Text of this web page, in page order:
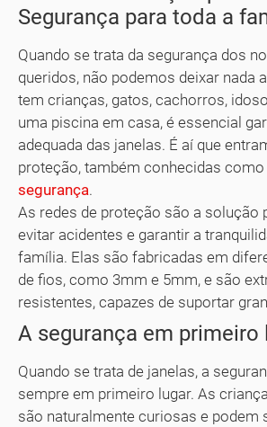
Segurança para toda a
Quando se trata da segurança dos
queridos, não podemos deixar nada
tem crianças, gatos, cachorros,
uma piscina em casa, é essencial
adequada das janelas. É aí que
proteção, também conhecidas como
segurança.
As redes de proteção são a solução
evitar acidentes e garantir a
família. Elas são fabricadas em
de fios, como 3mm e 5mm, e são
resistentes, capazes de suportar
A segurança em primeiro
Quando se trata de janelas, a
sempre em primeiro lugar. As
são naturalmente curiosas e podem